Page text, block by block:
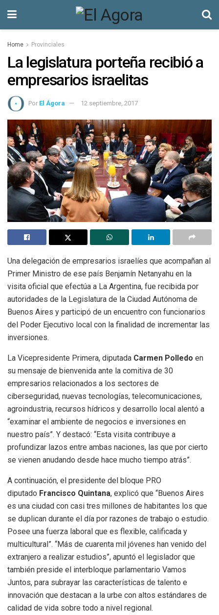
Home Provinciales
La legislatura porteña recibió a
empresarios israelitas
Por El Ágora 12 septiembre, 2017
Una delegación de empresarios israelíes que acompañan al
Primer Ministro de ese país Benjamín Netanyahu en la
visita oficial que efectúa a La Argentina, fue recibida por
autoridades de la Legislatura de la Ciudad Autónoma de
Buenos Aires y participó de un encuentro con funcionarios
del Poder Ejecutivo local con la finalidad de incrementar las
inversiones.
La Vicepresidente Primera, diputada Carmen Polledo en
su mensaje de bienvenida ante la comitiva de 30
empresarios relacionados a los sectores de
ciberseguridad, nuevas tecnologías, telecomunicaciones,
agroindustria, recursos hídricos y desarrollo local alentó a
“examinar el ambiente de negocios e inversiones en
nuestro país”. Y destacó: “Esta visita contribuye a
profundizar lazos entre ambas naciones, las que por cierto
se vienen anudando desde hace mucho tiempo atrás”.
A continuación, el presidente del bloque PRO
diputado Francisco Quintana, explicó que “Buenos Aires
es una ciudad con casi tres millones de habitantes los que
se duplican durante el día por razones de trabajo o estudio.
Posee una fuerza laboral que es flexible, calificada y
multicultural”. “Más de cuarenta mil jóvenes han venido del
extranjero a realizar estudios”, apuntó el legislador que
también preside el interbloque parlamentario Vamos
Juntos, para subrayar las características de talento e
innovación que destacan a la urbe con altos estándares de
calidad de vida sobre todo a nivel regional.